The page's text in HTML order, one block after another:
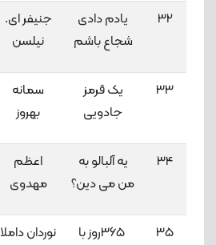
32
یادم دادی
شجاع باشم
جنیفر ای.
نیلسن
33
یک قرمز
جادویی
سمانه
بهروز
34
یه آلبالو به
من می دین؟
اعظم
مهدوی
35
365روز با
نوردان داملا